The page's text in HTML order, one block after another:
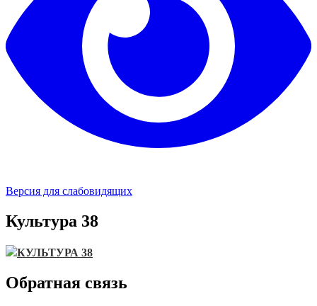
Версия для слабовидящих
Культура 38
КУЛЬТУРА 38
Обратная связь